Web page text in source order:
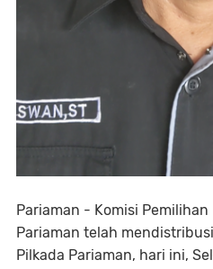
Pariaman - Komisi Pemilihan
Pariaman telah
Pilkada Pariaman, hari ini,